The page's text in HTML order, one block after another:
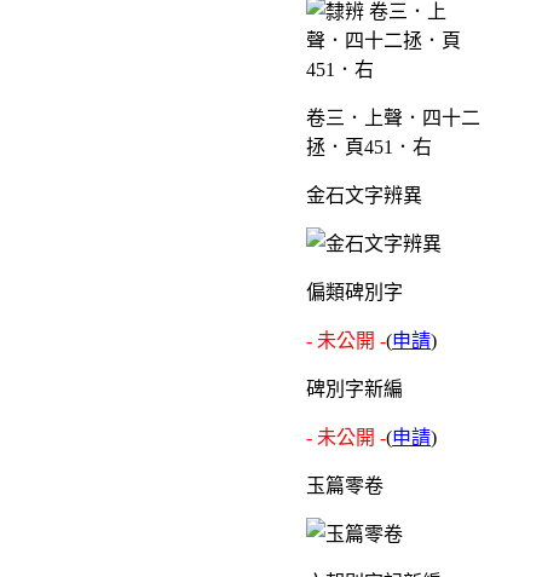
卷三．上聲．四十二
拯．頁451．右
金石文字辨異
偏類碑別字
- 未公開 -(申請)
碑別字新編
- 未公開 -(申請)
玉篇零卷